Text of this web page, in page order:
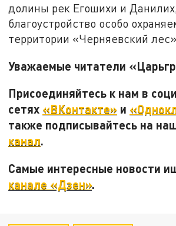
долины рек Егошихи и
благоустройство особо
территории «Черняевский
Уважаемые читатели
Присоединяйтесь к нам в
сетях «ВКонтакте» и
также подписывайтесь на
канал.
Самые интересные новости
канале «Дзен».